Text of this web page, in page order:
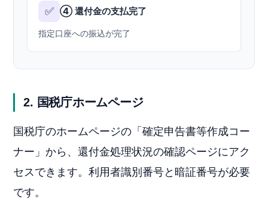
✅ ④ 還付金の支払完了
指定口座への振込が完了
2. 国税庁ホームページ
国税庁のホームページの「確定申告書等作成コー
ナー」から、還付金処理状況の確認ページにアク
セスできます。利用者識別番号と暗証番号が必要
です。